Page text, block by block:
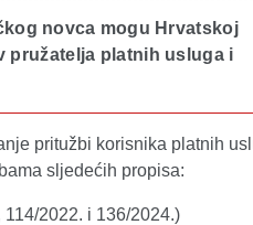
novca mogu Hrvatskoj
pružatelja platnih usluga i
pritužbi korisnika platnih
sljedećih propisa:
2022. i 136/2024.)